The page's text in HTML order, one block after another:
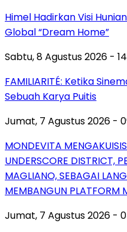
Himel Hadirkan Visi
Global “Dream Home”
Sabtu, 8 Agustus 2026 -
FAMILIARITÉ: Ketika
Sebuah Karya Puitis
Jumat, 7 Agustus 2026 -
MONDEVITA
UNDERSCORE DISTRICT,
MAGLIANO, SEBAGAI
MEMBANGUN PLATFORM
Jumat, 7 Agustus 2026 -